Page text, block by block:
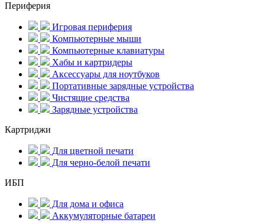
Периферия
Игровая периферия
Компьютерные мыши
Компьютерные клавиатуры
Хабы и картридеры
Аксессуары для ноутбуков
Портативные зарядные устройства
Чистящие средства
Зарядные устройства
Картриджи
Для цветной печати
Для черно-белой печати
ИБП
Для дома и офиса
Аккумуляторные батареи